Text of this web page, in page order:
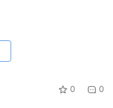
0 0